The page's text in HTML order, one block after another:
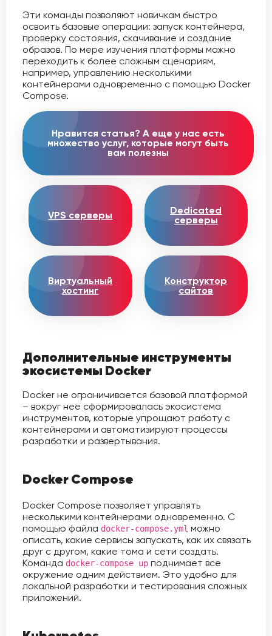
Эти команды позволяют новичкам быстро
освоить базовые операции: запуск контейнера,
проверку состояния, скачивание и создание
образов. По мере изучения платформы можно
переходить к более сложным сценариям,
например, управлению несколькими
контейнерами одновременно с помощью Docker
Compose.
Нравится статья? А еще у нас есть
множество услуг, которые могут быть
вам полезны
VPS серверы
Dedicated
серверы
Виртуальный
хостинг
Конструктор
сайтов
Дополнительные инструменты
экосистемы Docker
Docker не ограничивается базовой платформой
– вокруг нее сформировалась экосистема
инструментов, которые упрощают работу с
контейнерами и автоматизируют процессы
разработки и развертывания.
Docker Compose
Docker Compose позволяет управлять
несколькими контейнерами одновременно. С
помощью файла docker-compose.yml можно
описать, какие сервисы запускать, как их связать
друг с другом, какие тома и сети создать.
Команда docker-compose up поднимает все
окружение одним действием. Это удобно для
локальной разработки и тестирования сложных
приложений.